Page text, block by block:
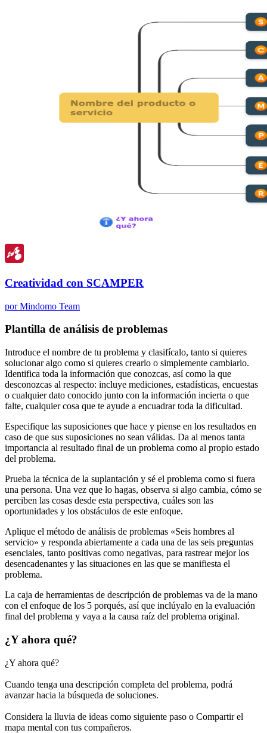
Creatividad con SCAMPER
por Mindomo Team
Plantilla de análisis de problemas
Introduce el nombre de tu problema y clasifícalo, tanto si quieres
solucionar algo como si quieres crearlo o simplemente cambiarlo.
Identifica toda la información que conozcas, así como la que
desconozcas al respecto: incluye mediciones, estadísticas, encuestas
o cualquier dato conocido junto con la información incierta o que
falte, cualquier cosa que te ayude a encuadrar toda la dificultad.
Especifique las suposiciones que hace y piense en los resultados en
caso de que sus suposiciones no sean válidas. Da al menos tanta
importancia al resultado final de un problema como al propio estado
del problema.
Prueba la técnica de la suplantación y sé el problema como si fuera
una persona. Una vez que lo hagas, observa si algo cambia, cómo se
perciben las cosas desde esta perspectiva, cuáles son las
oportunidades y los obstáculos de este enfoque.
Aplique el método de análisis de problemas «Seis hombres al
servicio» y responda abiertamente a cada una de las seis preguntas
esenciales, tanto positivas como negativas, para rastrear mejor los
desencadenantes y las situaciones en las que se manifiesta el
problema.
La caja de herramientas de descripción de problemas va de la mano
con el enfoque de los 5 porqués, así que inclúyalo en la evaluación
final del problema y vaya a la causa raíz del problema original.
¿Y ahora qué?
¿Y ahora qué?
Cuando tenga una descripción completa del problema, podrá
avanzar hacia la búsqueda de soluciones.
Considera la lluvia de ideas como siguiente paso o Compartirel
mapa mental con tus compañeros.